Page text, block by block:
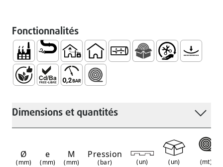
Fonctionnalités
Technique et Industrielle
Distribution de Combustibles Gaseaux
Gaz 3er Famille
Ménagère
Dimensions et quantités
Ø
(mm)
e
(mm)
M
(mm)
Pression
(bar) (un) (un) (mt)